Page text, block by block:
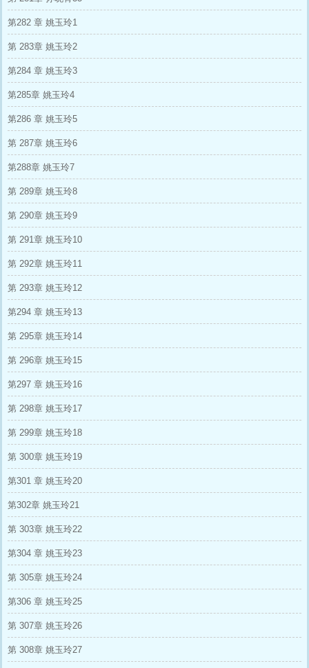
第282 章 姚玉玲1
第 283章 姚玉玲2
第284 章 姚玉玲3
第285章 姚玉玲4
第286 章 姚玉玲5
第 287章 姚玉玲6
第288章 姚玉玲7
第 289章 姚玉玲8
第 290章 姚玉玲9
第 291章 姚玉玲10
第 292章 姚玉玲11
第 293章 姚玉玲12
第294 章 姚玉玲13
第 295章 姚玉玲14
第 296章 姚玉玲15
第297 章 姚玉玲16
第 298章 姚玉玲17
第 299章 姚玉玲18
第 300章 姚玉玲19
第301 章 姚玉玲20
第302章 姚玉玲21
第 303章 姚玉玲22
第304 章 姚玉玲23
第 305章 姚玉玲24
第306 章 姚玉玲25
第 307章 姚玉玲26
第 308章 姚玉玲27